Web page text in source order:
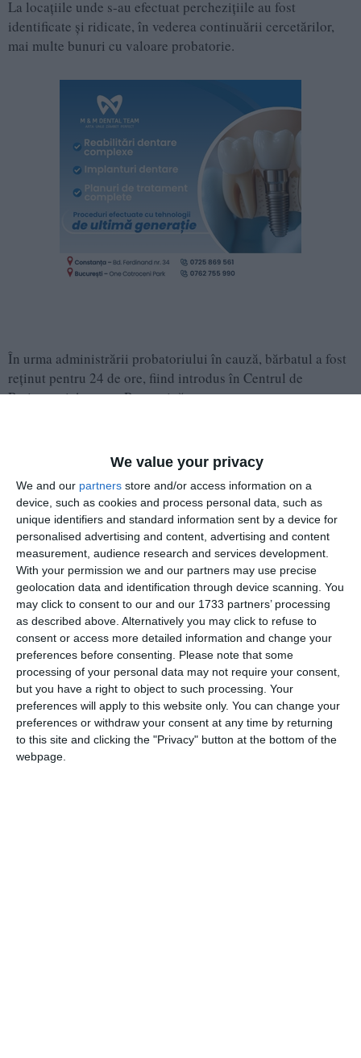
We value your privacy
We and our partners store and/or access information on a
device, such as cookies and process personal data, such as
unique identifiers and standard information sent by a device for
personalised advertising and content, advertising and content
measurement, audience research and services development.
With your permission we and our partners may use precise
geolocation data and identification through device scanning. You
may click to consent to our and our 1733 partners’ processing
as described above. Alternatively you may click to refuse to
consent or access more detailed information and change your
preferences before consenting.
Please note that some
processing of your personal data may not require your consent,
but you have a right to object to such processing. Your
preferences will apply to this website only. You can change your
preferences or withdraw your consent at any time by returning
to this site and clicking the "Privacy" button at the bottom of the
webpage.
La locațiile unde s-au efectuat perchezițiile au fost
identificate și ridicate, în vederea continuării cercetărilor,
mai multe bunuri cu valoare probatorie.
În urma administrării probatoriului în cauză, bărbatul a fost
reținut pentru 24 de ore, fiind introdus în Centrul de
Reținere și Arestare Preventivă.
Judecătoria Medgidia, pentru dispunerea măsurilor legale
Acțiunea a beneficiat de sprijinul polițiștilor din cadrul
Inspectoratului de Poliție Județean Galați și al jandarmilor
din cadrul Inspectoratului de Jandarmi Județean Galați.